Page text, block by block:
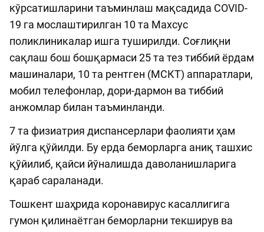
кўрсатишларини таъминлаш мақсадида COVID-
19 га мослаштирилган 10 та Махсус
поликлиникалар ишга туширилди. Соғлиқни
сақлаш бош бошқармаси 25 та тез тиббий ёрдам
машиналари, 10 та рентген (МСКТ) аппаратлари,
мобил телефонлар, дори-дармон ва тиббий
анжомлар билан таъминланди.
7 та физиатрия диспансерлари фаолияти ҳам
йўлга қўйилди. Бу ерда беморларга аниқ ташхис
қўйилиб, қайси йўналишда даволанишларига
қараб сараланади.
Тошкент шаҳрида коронавирус касаллигига
гумон қилинаётган беморларни текширув ва